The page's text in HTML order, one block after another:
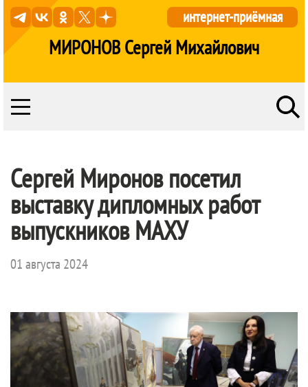
МИРОНОВ Сергей Михайлович
интернет-приёмная
Сергей Миронов посетил
выставку дипломных работ
выпускников МАХУ
01 августа 2024